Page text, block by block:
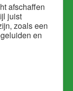
afschaffen
juist
zoals een
en